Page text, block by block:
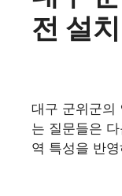
전 설
대구 군위군의
는 질문들은
역 특성을 반